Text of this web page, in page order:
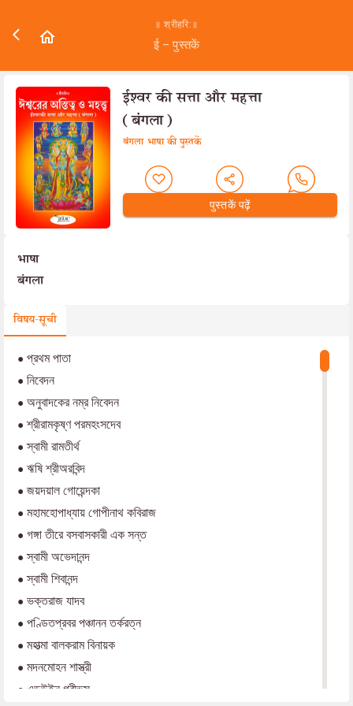
॥ श्रीहरि:॥
ई – पुस्तकें
ईश्वर की सत्ता और महत्ता
(बंगला)
बंगला भाषा की पुस्तकें
पुस्तकें पढ़ें
भाषा
बंगला
विषय-सूची
• প্রথম পাতা
• নিবেদন
• অনুবাদকের নম্র নিবেদন
•শ্রীরামকৃষ্ণ পরমহংসদেব
•স্বামী রামতীর্থ
• ঋষি শ্রীঅরবিন্দ
• জয়দয়াল গোয়েন্দকা
• মহামহোপাধ্যায় গোপীনাথ কবিরাজ
• গঙ্গা তীরে বসবাসকারী এক সন্ত
•স্বামী অভেদানন্দ
•স্বামী শিবানন্দ
• ভক্তরাজ যাদব
• পণ্ডিতপ্রবর পঞ্চানন তর্করত্ন
• মহাত্মা বালকরাম বিনায়ক
• মদনমোহন শাস্ত্রী
• এডউইন গ্রীভস